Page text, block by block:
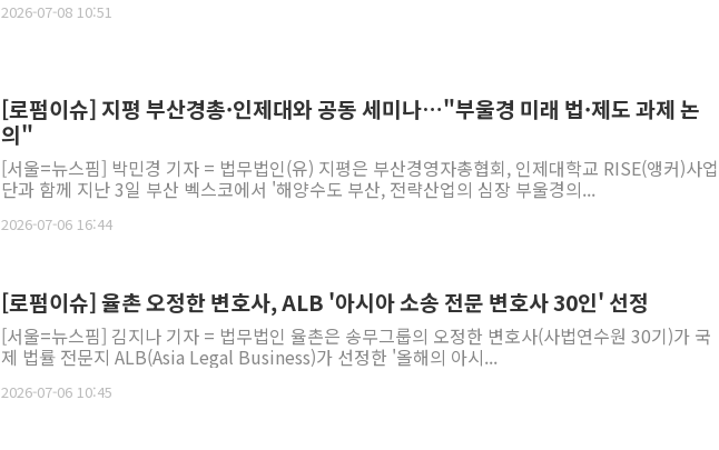
2026-07-08 10:51
[로펌이슈] 지평 부산경총·인제대와 공동 세미나…"부울경 미래 법·제도 과제 논
의"
[서울=뉴스핌] 박민경 기자 = 법무법인(유) 지평은 부산경영자총협회, 인제대학교 RISE(앵커)사업
단과 함께 지난 3일 부산 벡스코에서 '해양수도 부산, 전략산업의 심장 부울경의...
2026-07-06 16:44
[로펌이슈] 율촌 오정한 변호사, ALB '아시아 소송 전문 변호사 30인' 선정
[서울=뉴스핌] 김지나 기자 = 법무법인 율촌은 송무그룹의 오정한 변호사(사법연수원 30기)가 국
제 법률 전문지 ALB(Asia Legal Business)가 선정한 '올해의 아시...
2026-07-06 10:45